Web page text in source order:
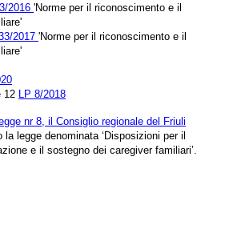
2016 'Norme per il riconoscimento e il
2017 'Norme per il riconoscimento e il
12
LP 8/2018
nr 8, il Consiglio regionale del Friuli
la legge denominata ‘Disposizioni per il
e il sostegno dei caregiver familiari’.